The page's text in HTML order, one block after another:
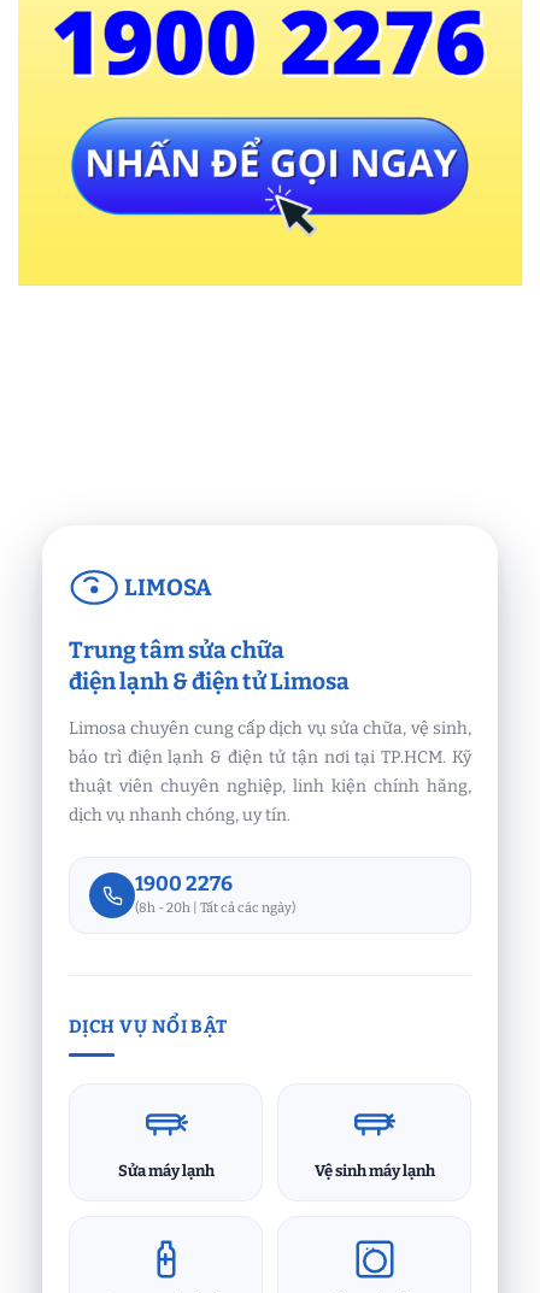
LIMOSA
Trung tâm sửa chữa
điện lạnh & điện tử Limosa
Limosa chuyên cung cấp dịch vụ sửa chữa, vệ sinh,
bảo trì điện lạnh & điện tử tận nơi tại TP.HCM. Kỹ
thuật viên chuyên nghiệp, linh kiện chính hãng,
dịch vụ nhanh chóng, uy tín.
1900 2276
(8h - 20h | Tất cả các ngày)
DỊCH VỤ NỔI BẬT
Sửa máy lạnh Vệ sinh máy lạnh